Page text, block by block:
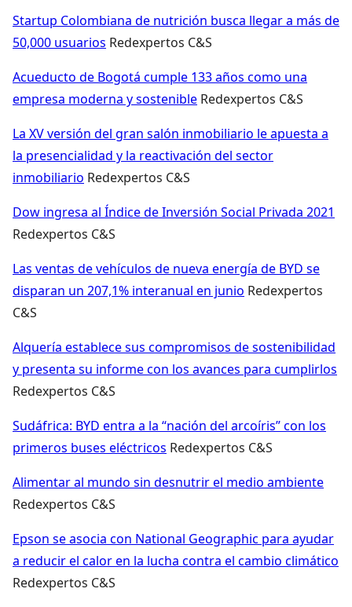
Startup Colombiana de nutrición busca llegar a más de
50,000 usuarios Redexpertos C&S
Acueducto de Bogotá cumple 133 años como una
empresa moderna y sostenible Redexpertos C&S
La XV versión del gran salón inmobiliario le apuesta a
la presencialidad y la reactivación del sector
inmobiliario Redexpertos C&S
Dow ingresa al Índice de Inversión Social Privada 2021
Redexpertos C&S
Las ventas de vehículos de nueva energía de BYD se
disparan un 207,1% interanual en junio Redexpertos
C&S
Alquería establece sus compromisos de sostenibilidad
y presenta su informe con los avances para cumplirlos
Redexpertos C&S
Sudáfrica: BYD entra a la “nación del arcoíris” con los
primeros buses eléctricos Redexpertos C&S
Alimentar al mundo sin desnutrir el medio ambiente
Redexpertos C&S
Epson se asocia con National Geographic para ayudar
a reducir el calor en la lucha contra el cambio climático
Redexpertos C&S